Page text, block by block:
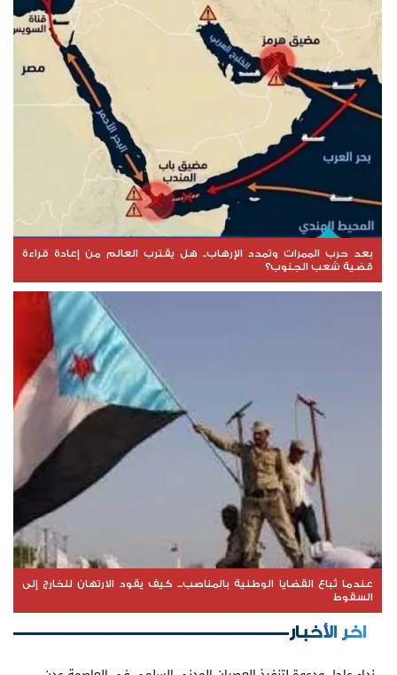
بعد حرب الممرات وتمدد الإرهاب.. هل يقترب العالم من إعادة قراءة
قضية شعب الجنوب؟
عندما تُباع القضايا الوطنية بالمناصب... كيف يقود الارتهان للخارج إلى
السقوط
اخر الأخبار